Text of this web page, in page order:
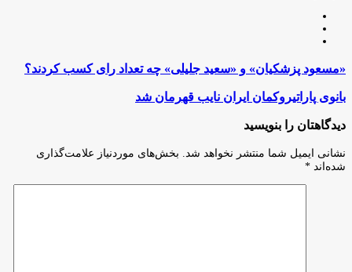
«مسعود
پزشکیان»
و
«سعید
جلیلی»
چه
تعداد
رای
کسب
«مسعود پزشکیان» و «سعید جلیلی» چه تعداد رای کسب کردند؟
بانوی
ایران
قهرمان
شد
بانوی پاراتیروکمان ایران نایب قهرمان شد
دیدگاهتان را بنویسید
نشانی ایمیل شما منتشر نخواهد شد.
بخش‌های موردنیاز علامت‌گذاری
شده‌اند *